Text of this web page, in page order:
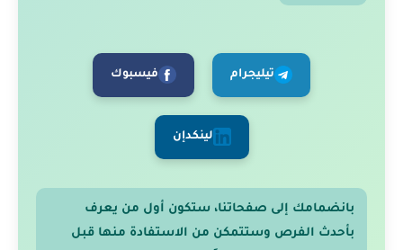
تيليجرام فيسبوك
لينكدإن
بانضمامك إلى صفحاتنا، ستكون أول من يعرف
بأحدث الفرص وستتمكن من الاستفادة منها قبل